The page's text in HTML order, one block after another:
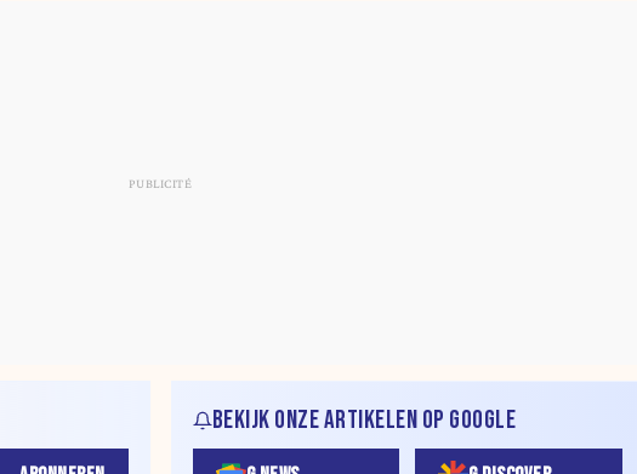
BEKIJK ONZE ARTIKELEN OP GOOGLE